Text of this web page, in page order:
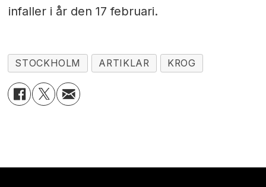
infaller i år den 17 februari.
STOCKHOLM ARTIKLAR KROG